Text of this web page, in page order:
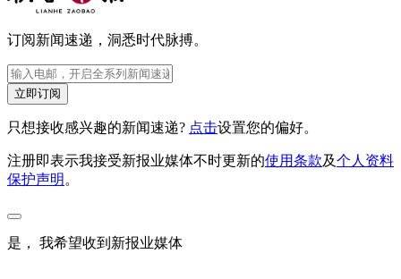
订阅新闻速递，洞悉时代脉搏。
立即订阅
只想接收感兴趣的新闻速递? 点击设置您的偏好。
注册即表示我接受新报业媒体不时更新的使用条款及个人资料
保护声明 。
是， 我希望收到新报业媒体